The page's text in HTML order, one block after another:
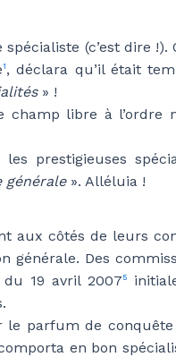
(c’est dire !).
1 , déclara qu’il était
» !
champ libre à l’ordre
prestigieuses
générale». Alléluia !
aux côtés de leurs
générale. Des
19 avril 2007 5
le parfum de
en bon